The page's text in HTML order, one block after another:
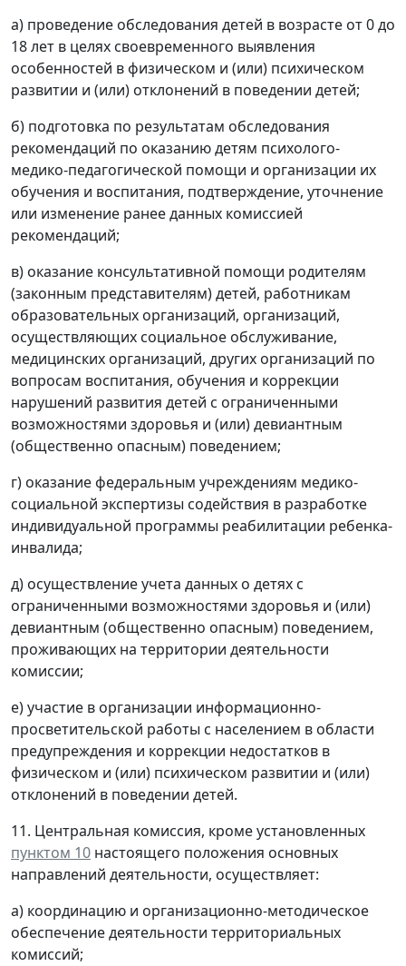
а) проведение обследования детей в возрасте от 0 до
18 лет в целях своевременного выявления
особенностей в физическом и (или) психическом
развитии и (или) отклонений в поведении детей;
б) подготовка по результатам обследования
рекомендаций по оказанию детям психолого-
медико-педагогической помощи и организации их
обучения и воспитания, подтверждение, уточнение
или изменение ранее данных комиссией
рекомендаций;
в) оказание консультативной помощи родителям
(законным представителям) детей, работникам
образовательных организаций, организаций,
осуществляющих социальное обслуживание,
медицинских организаций, других организаций по
вопросам воспитания, обучения и коррекции
нарушений развития детей с ограниченными
возможностями здоровья и (или) девиантным
(общественно опасным) поведением;
г) оказание федеральным учреждениям медико-
социальной экспертизы содействия в разработке
индивидуальной программы реабилитации ребенка-
инвалида;
д) осуществление учета данных о детях с
ограниченными возможностями здоровья и (или)
девиантным (общественно опасным) поведением,
проживающих на территории деятельности
комиссии;
е) участие в организации информационно-
просветительской работы с населением в области
предупреждения и коррекции недостатков в
физическом и (или) психическом развитии и (или)
отклонений в поведении детей.
11. Центральная комиссия, кроме установленных
пунктом 10 настоящего положения основных
направлений деятельности, осуществляет:
а) координацию и организационно-методическое
обеспечение деятельности территориальных
комиссий;